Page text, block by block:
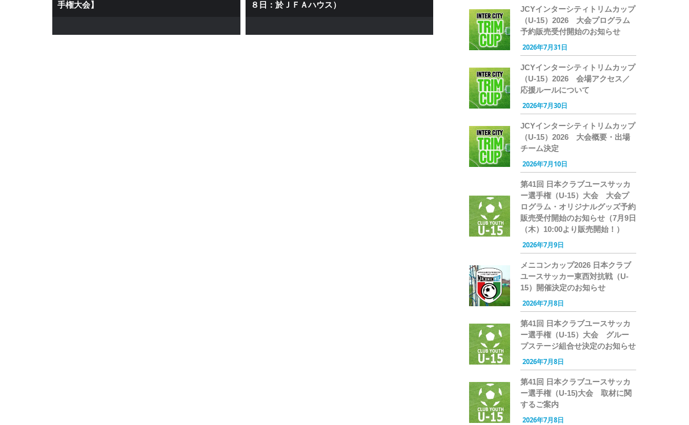
手権大会】
８日：於ＪＦＡハウス）
JCYインターシティトリムカップ
（U-15）2026 大会プログラム
予約販売受付開始のお知らせ
2026年7月31日
JCYインターシティトリムカップ
（U-15）2026 会場アクセス／
応援ルールについて
2026年7月30日
JCYインターシティトリムカップ
（U-15）2026 大会概要・出場
チーム決定
2026年7月10日
第41回 日本クラブユースサッカ
ー選手権（U-15）大会 大会プ
ログラム・オリジナルグッズ予約
販売受付開始のお知らせ（7月9日
（木）10:00より販売開始！）
2026年7月9日
メニコンカップ2026 日本クラブ
ユースサッカー東西対抗戦（U-
15）開催決定のお知らせ
2026年7月8日
第41回 日本クラブユースサッカ
ー選手権（U-15）大会 グルー
プステージ組合せ決定のお知らせ
2026年7月8日
第41回 日本クラブユースサッカ
ー選手権（U-15)大会 取材に関
するご案内
2026年7月8日